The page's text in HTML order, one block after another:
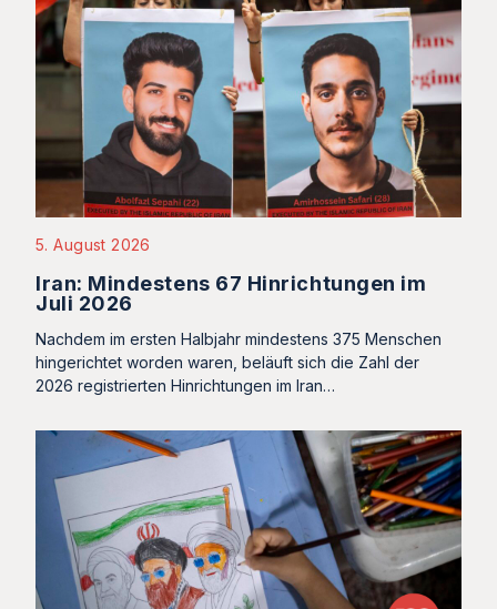
5. August 2026
Iran: Mindestens 67 Hinrichtungen im
Juli 2026
Nachdem im ersten Halbjahr mindestens 375 Menschen
hingerichtet worden waren, beläuft sich die Zahl der
2026 registrierten Hinrichtungen im Iran…